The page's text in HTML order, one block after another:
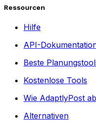
Ressourcen
Hilfe
API-
Beste
Kostenlose Tools
Wie AdaptlyPost
Alternativen